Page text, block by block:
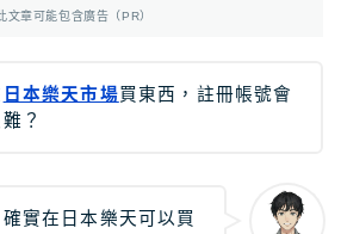
Music
文章可能包含廣告（PR）
日本樂天市場買東西，註冊帳號會
？
實在日本樂天可以買